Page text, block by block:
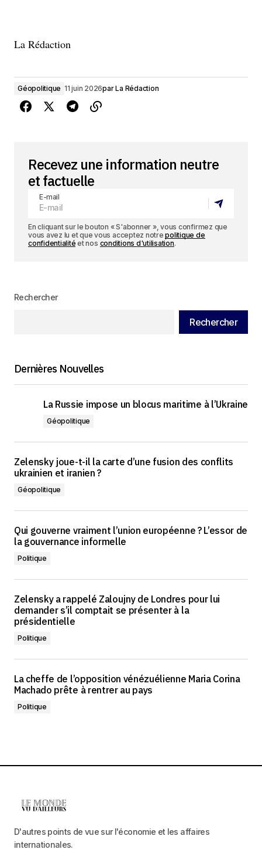
La Rédaction
Géopolitique 11 juin 2026parLa Rédaction
Recevez une information neutre
et factuelle
E-mail
En cliquant sur le bouton « S'abonner », vous confirmez que
vous avez lu et que vous acceptez notrepolitique de
confidentialité et nos conditions d'utilisation.
Rechercher
Rechercher
Dernières Nouvelles
La Russie impose un blocus maritime à l’Ukraine
Géopolitique
Zelensky joue-t-il la carte d’une fusion des conflits
ukrainien et iranien ?
Géopolitique
Qui gouverne vraiment l’union européenne ? L’essor de
la gouvernance informelle
Politique
Zelensky a rappelé Zaloujny de Londres pour lui
demander s’il comptait se présenter à la
présidentielle
Politique
La cheffe de l’opposition vénézuélienne Maria Corina
Machado prête à rentrer au pays
Politique
D'autres points de vue sur l'économie et les affaires
internationales.